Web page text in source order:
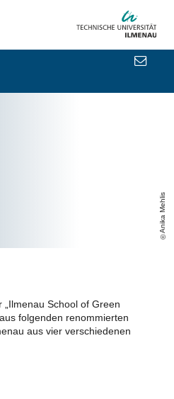
Anika Mehlis
School of Green
folgenden renommierten
aus vier verschiedenen